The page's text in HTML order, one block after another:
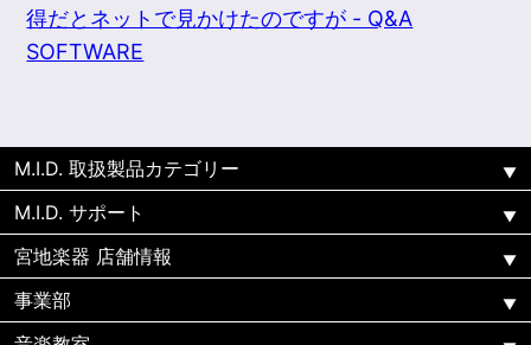
得だとネットで見かけたのですが - Q&A
SOFTWARE
M.I.D. 取扱製品カテゴリー
M.I.D. サポート
宮地楽器 店舗情報
事業部